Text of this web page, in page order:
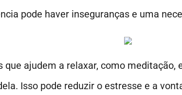
pode haver inseguranças e uma
que ajudem a relaxar, como meditação,
Isso pode reduzir o estresse e a